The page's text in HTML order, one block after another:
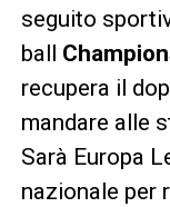
seguito
ball
recupera il
mandare alle
Sarà Europa
nazionale per